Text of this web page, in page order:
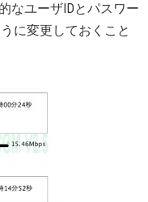
なユーザIDとパスワー
に変更しておくこと